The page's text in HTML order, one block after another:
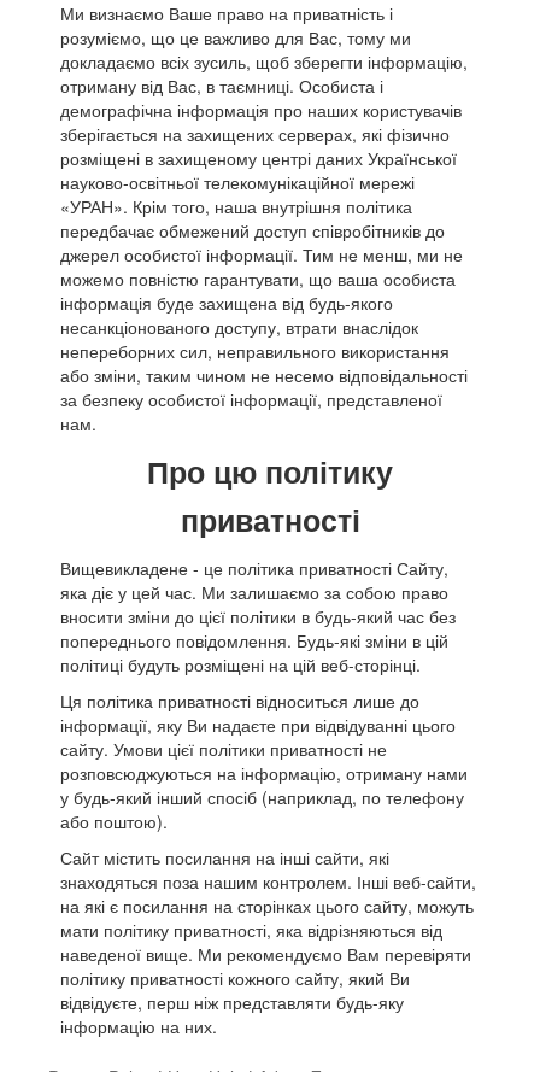
Ми визнаємо Ваше право на приватність і
розуміємо, що це важливо для Вас, тому ми
докладаємо всіх зусиль, щоб зберегти інформацію,
отриману від Вас, в таємниці. Особиста і
демографічна інформація про наших користувачів
зберігається на захищених серверах, які фізично
розміщені в захищеному центрі даних Української
науково-освітньої телекомунікаційної мережі
«УРАН». Крім того, наша внутрішня політика
передбачає обмежений доступ співробітників до
джерел особистої інформації. Тим не менш, ми не
можемо повністю гарантувати, що ваша особиста
інформація буде захищена від будь-якого
несанкціонованого доступу, втрати внаслідок
непереборних сил, неправильного використання
або зміни, таким чином не несемо відповідальності
за безпеку особистої інформації, представленої
нам.
Про цю політику
приватності
Вищевикладене - це політика приватності Сайту,
яка діє у цей час. Ми залишаємо за собою право
вносити зміни до цієї політики в будь-який час без
попереднього повідомлення. Будь-які зміни в цій
політиці будуть розміщені на цій веб-сторінці.
Ця політика приватності відноситься лише до
інформації, яку Ви надаєте при відвідуванні цього
сайту. Умови цієї політики приватності не
розповсюджуються на інформацію, отриману нами
у будь-який інший спосіб (наприклад, по телефону
або поштою).
Сайт містить посилання на інші сайти, які
знаходяться поза нашим контролем. Інші веб-сайти,
на які є посилання на сторінках цього сайту, можуть
мати політику приватності, яка відрізняються від
наведеної вище. Ми рекомендуємо Вам перевіряти
політику приватності кожного сайту, який Ви
відвідуєте, перш ніж представляти будь-яку
інформацію на них.